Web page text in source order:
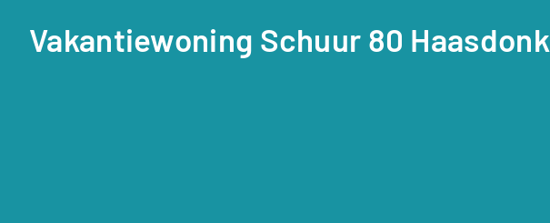
Vakantiewoning Schuur 80 Haasdonk